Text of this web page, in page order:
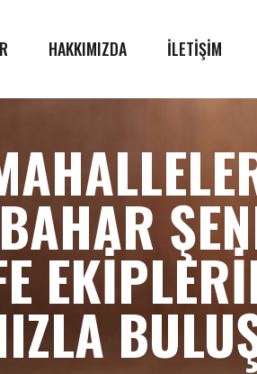
HAKKIMIZDA İLETİŞİM